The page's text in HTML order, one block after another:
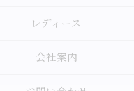
レディース
会社案内